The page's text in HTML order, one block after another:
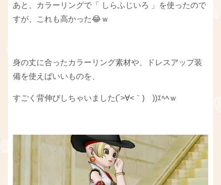
あと、カラーリングで「 しらふじいろ 」を使ったので
すが、これも高かった😂ｗ
身の丈に合ったカラーリング素材や、ドレスアップ装
備を使えばいいものを、
すごく背伸びしちゃいました(´>∀<｀)ゝ))ｴﾍﾍｗ